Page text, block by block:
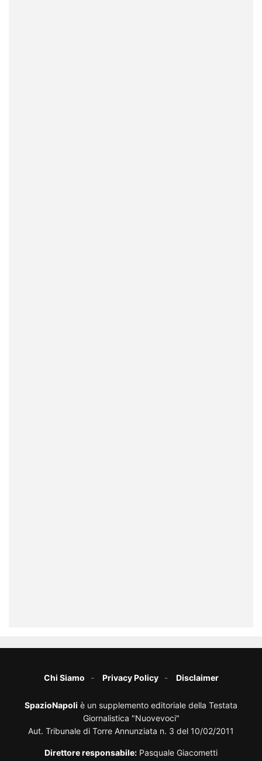
Chi Siamo Privacy Policy Disclaimer
SpazioNapoli è un supplemento editoriale della Testata
Giornalistica "Nuovevoci"
Aut. Tribunale di Torre Annunziata n. 3 del 10/02/2011
Direttore responsabile: Pasquale Giacometti